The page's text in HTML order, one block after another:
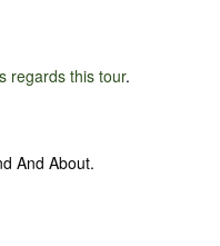
regards this tour.
And About.